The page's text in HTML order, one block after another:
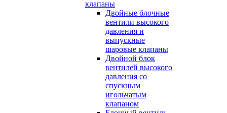
клапаны
Двойные блочные
вентили высокого
давления и
выпускные
шаровые клапаны
Двойной блок
вентилей высокого
давления со
спускным
игольчатым
клапаном